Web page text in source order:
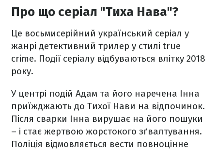
Про що серіал "Тиха Нава"?
Це восьмисерійний український серіал у
жанрі детективний трилер у стилі true
crime. Події серіалу відбуваються влітку 2018
року.
У центрі подій Адам та його наречена Інна
приїжджають до Тихої Нави на відпочинок.
Після сварки Інна вирушає на його пошуки
– і стає жертвою жорстокого зґвалтування.
Поліція відмовляється вести повноцінне